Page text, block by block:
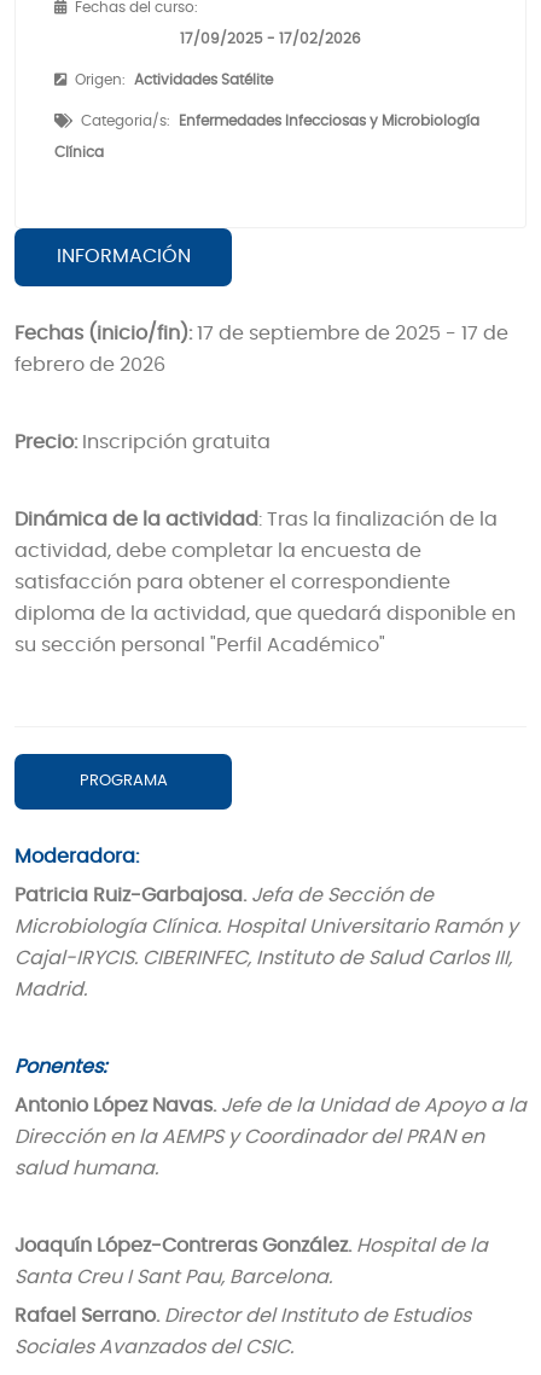
Fechas del curso:
17/09/2025 - 17/02/2026
Origen: Actividades Satélite
Categoria/s: Enfermedades Infecciosas y Microbiología
Clínica
INFORMACIÓN
Fechas (inicio/fin): 17 de septiembre de 2025 - 17 de
febrero de 2026
Precio: Inscripción gratuita
Dinámica de la actividad : Tras la finalización de la
actividad, debe completar la encuesta de
satisfacción para obtener el correspondiente
diploma de la actividad, que quedará disponible en
su sección personal "Perfil Académico"
PROGRAMA
Moderadora:
Patricia Ruiz-Garbajosa. Jefa de Sección de
Microbiología Clínica. Hospital Universitario Ramón y
Cajal-IRYCIS. CIBERINFEC, Instituto de Salud Carlos III,
Madrid.
Ponentes:
Antonio López Navas. Jefe de la Unidad de Apoyo a la
Dirección en la AEMPS y Coordinador del PRAN en
salud humana.
Joaquín López-Contreras González. Hospital de la
Santa Creu I Sant Pau, Barcelona.
Rafael Serrano. Director del Instituto de Estudios
Sociales Avanzados del CSIC.